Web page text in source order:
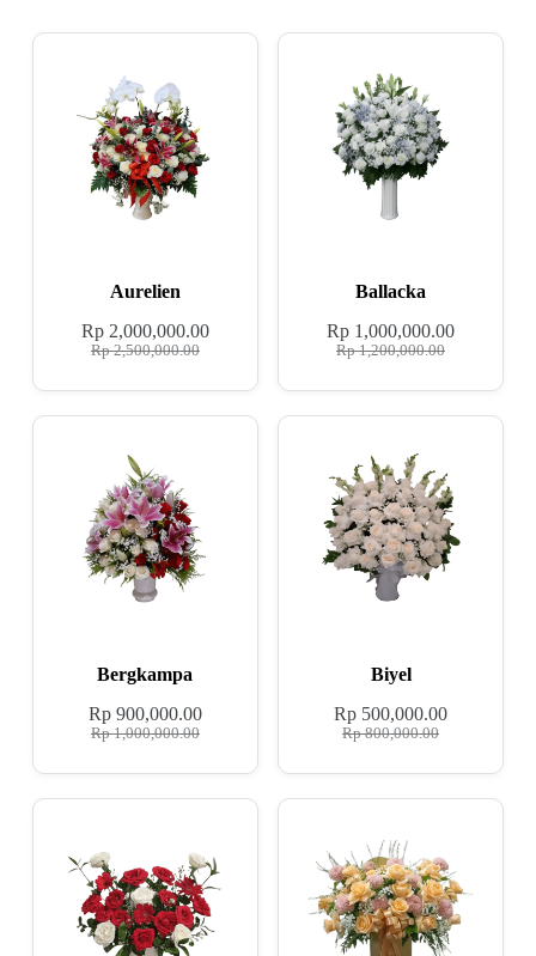
Aurelien
Rp2,500,000.00
Rp2,000,000.00
Ballacka
Rp1,200,000.00
Rp 1,000,000.00
Bergkampa
Rp1,000,000.00
Rp900,000.00
Biyel
Rp800,000.00
Rp 500,000.00